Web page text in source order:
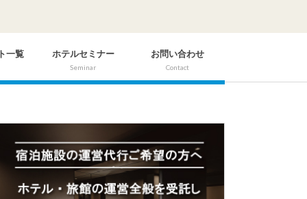
一覧 ホテルセミナー
Seminar
お問い合わせ
Contact